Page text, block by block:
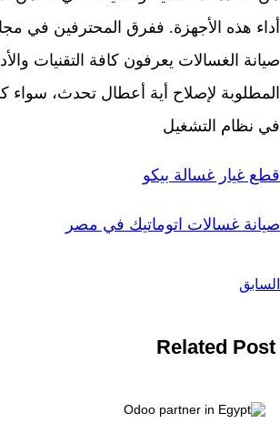
أداء هذه الأجهزة. ففرق المحترفين في
صيانة الغسالات يعرفون كافة التقنيات
المطلوبة لإصلاح أية أعطال تحدث، سواء
في نظام التشغيل
قطع غيار غسالة بيكو
صيانة غسالات اتوماتيك في مصر
السابق
Related Post